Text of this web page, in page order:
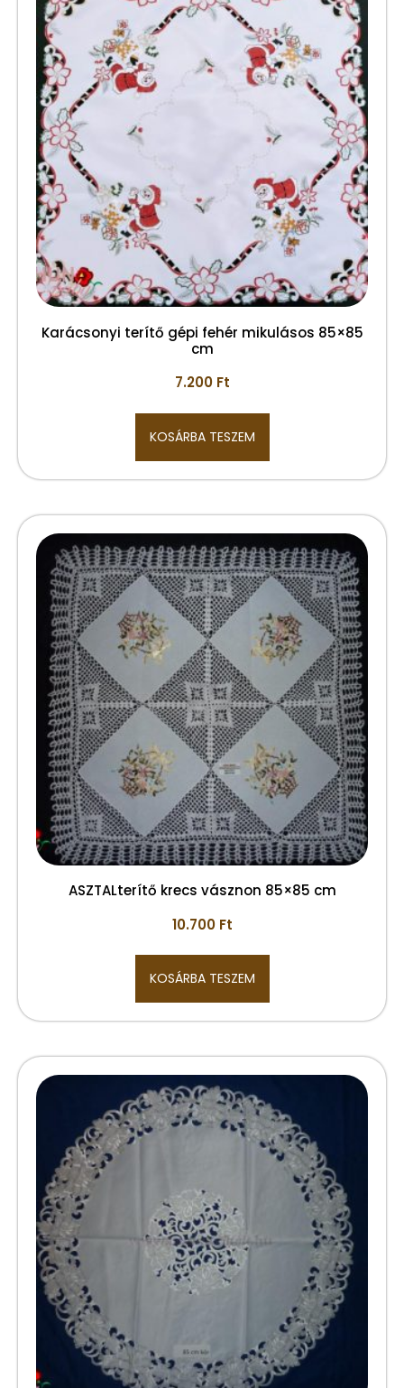
Karácsonyi terítő gépi fehér mikulásos 85×85
cm
7.200 Ft
KOSÁRBA TESZEM
ASZTALterítő krecs vásznon 85×85 cm
10.700 Ft
KOSÁRBA TESZEM